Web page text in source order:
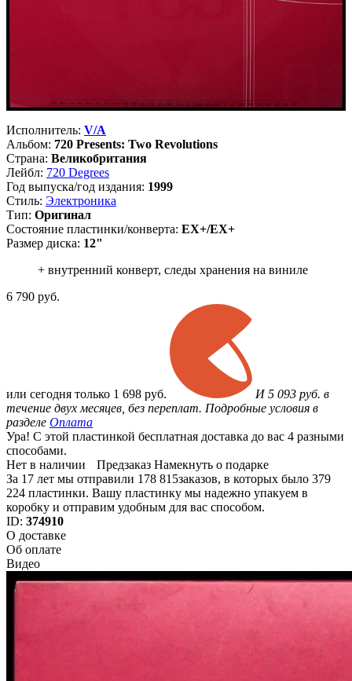
Исполнитель: V/A
Альбом: 720 Presents: Two Revolutions
Страна: Великобритания
Лейбл: 720 Degrees
Год выпуска/год издания: 1999
Стиль: Электроника
Тип: Оригинал
Состояние пластинки/конверта: EX+/EX+
Размер диска: 12"
+ внутренний конверт, следы хранения на виниле
6 790 руб.
или сегодня только 1 698 руб.
И 5 093 руб. в
течение двух месяцев, без переплат. Подробные условия в
разделе Оплата
Ура! С этой пластинкой бесплатная доставка до вас 4 разными
способами.
Нет в наличии
Предзаказ Намекнуть о подарке
За 17 лет мы отправили 178 815заказов, в которых было 379
224 пластинки. Вашу пластинку мы надежно упакуем в
коробку и отправим удобным для вас способом.
ID: 374910
О доставке
Об оплате
Видео